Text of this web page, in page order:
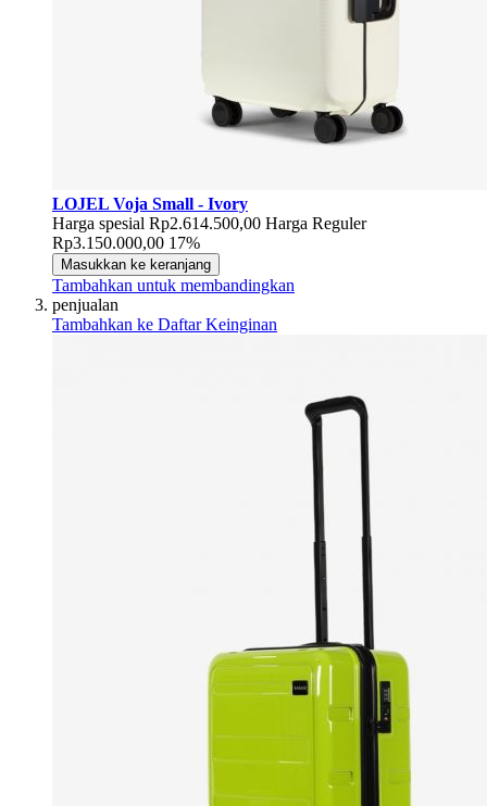
LOJEL Voja Small - Ivory
Harga spesial Rp2.614.500,00 Harga Reguler
Rp3.150.000,00 17%
Masukkan ke keranjang
Tambahkan untuk membandingkan
penjualan
Tambahkan ke Daftar Keinginan